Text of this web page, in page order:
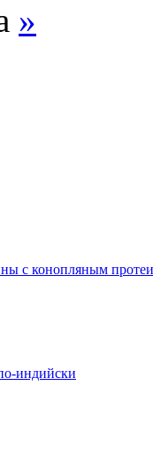
»
с конопляным
индийски